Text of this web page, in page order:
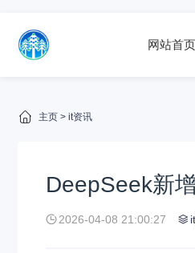
网站首页
主页 > it资讯
DeepSeek新
2026-04-08 21:00:27